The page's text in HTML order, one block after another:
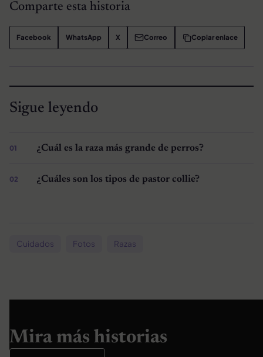
Comparte esta historia
Facebook WhatsApp X Correo Copiar enlace
Sigue leyendo
¿Cuál es la raza más grande de perros?
¿Cuáles son los tipos de pastor collie?
Cuidados Fotos Razas
Mira más historias